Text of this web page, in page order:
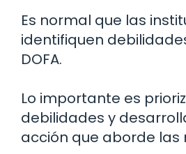
Es normal que las
identifiquen
DOFA.
Lo importante es
debilidades y
acción que aborde las